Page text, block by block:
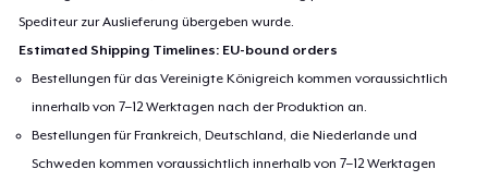
Spediteur zur Auslieferung übergeben wurde.
Estimated Shipping Timelines: EU-bound orders
Bestellungen für das Vereinigte Königreich kommen voraussichtlich
innerhalb von 7–12 Werktagen nach der Produktion an.
Bestellungen für Frankreich, Deutschland, die Niederlande und
Schweden kommen voraussichtlich innerhalb von 7–12 Werktagen